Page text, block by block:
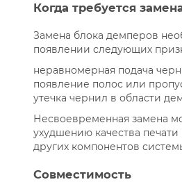
Когда требуется
Замена блока демперов
появлении следующих
неравномерная подача
появление полос или
утечка чернил в области
Несвоевременная замена
ухудшению качества
других компонентов
Совместимость